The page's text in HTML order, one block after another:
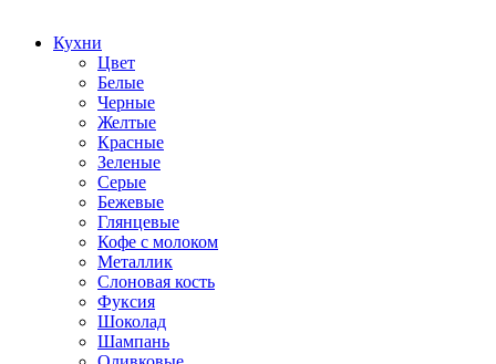
Кухни
Цвет
Белые
Черные
Желтые
Красные
Зеленые
Серые
Бежевые
Глянцевые
Кофе с молоком
Металлик
Слоновая кость
Фуксия
Шоколад
Шампань